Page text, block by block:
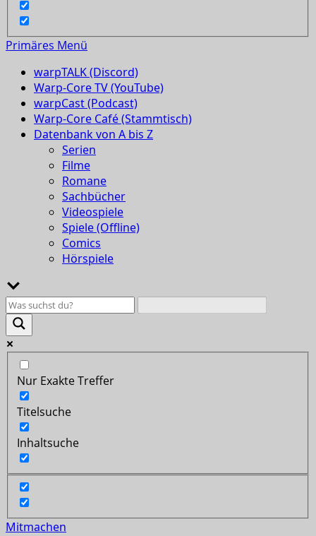
Primäres Menü
warpTALK (Discord)
Warp-Core TV (YouTube)
warpCast (Podcast)
Warp-Core Café (Stammtisch)
Datenbank von A bis Z
Serien
Filme
Romane
Sachbücher
Videospiele
Spiele (Offline)
Comics
Hörspiele
Nur Exakte Treffer
Titelsuche
Inhaltsuche
Mitmachen